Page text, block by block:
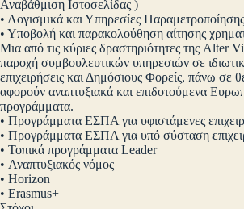
Αναβάθμιση Ιστοσελίδας )
• Λογισμικά και Υπηρεσίες
• Υποβολή και παρακολούθηση αίτησης
Μια από τις κύριες δραστηριότητες της Alter
παροχή συμβουλευτικών υπηρεσιών σε
επιχειρήσεις και Δημόσιους Φορείς, πάνω σε
αφορούν αναπτυξιακά και επιδοτούμενα
προγράμματα.
• Προγράμματα ΕΣΠΑ για υφιστάμενες
• Προγράμματα ΕΣΠΑ για υπό σύσταση
• Τοπικά προγράμματα Leader
• Αναπτυξιακός νόμος
• Horizon
• Erasmus+